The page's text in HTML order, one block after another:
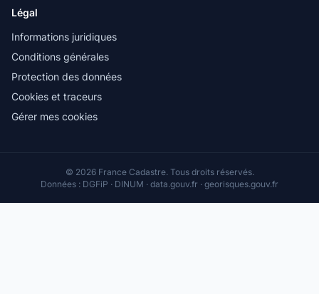
Légal
Informations juridiques
Conditions générales
Protection des données
Cookies et traceurs
Gérer mes cookies
© 2026 France Cadastre. Tous droits réservés.
Données : DGFiP · DINUM · data.gouv.fr · georisques.gouv.fr